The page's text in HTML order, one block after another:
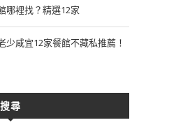
哪裡找？精選12家
咸宜12家餐館不藏私推薦！
搜尋